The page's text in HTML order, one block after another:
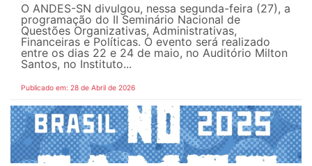
O ANDES-SN divulgou, nessa segunda-feira (27), a
programação do II Seminário Nacional de
Questões Organizativas, Administrativas,
Financeiras e Políticas. O evento será realizado
entre os dias 22 e 24 de maio, no Auditório Milton
Santos, no Instituto...
Publicado em: 28 de Abril de 2026